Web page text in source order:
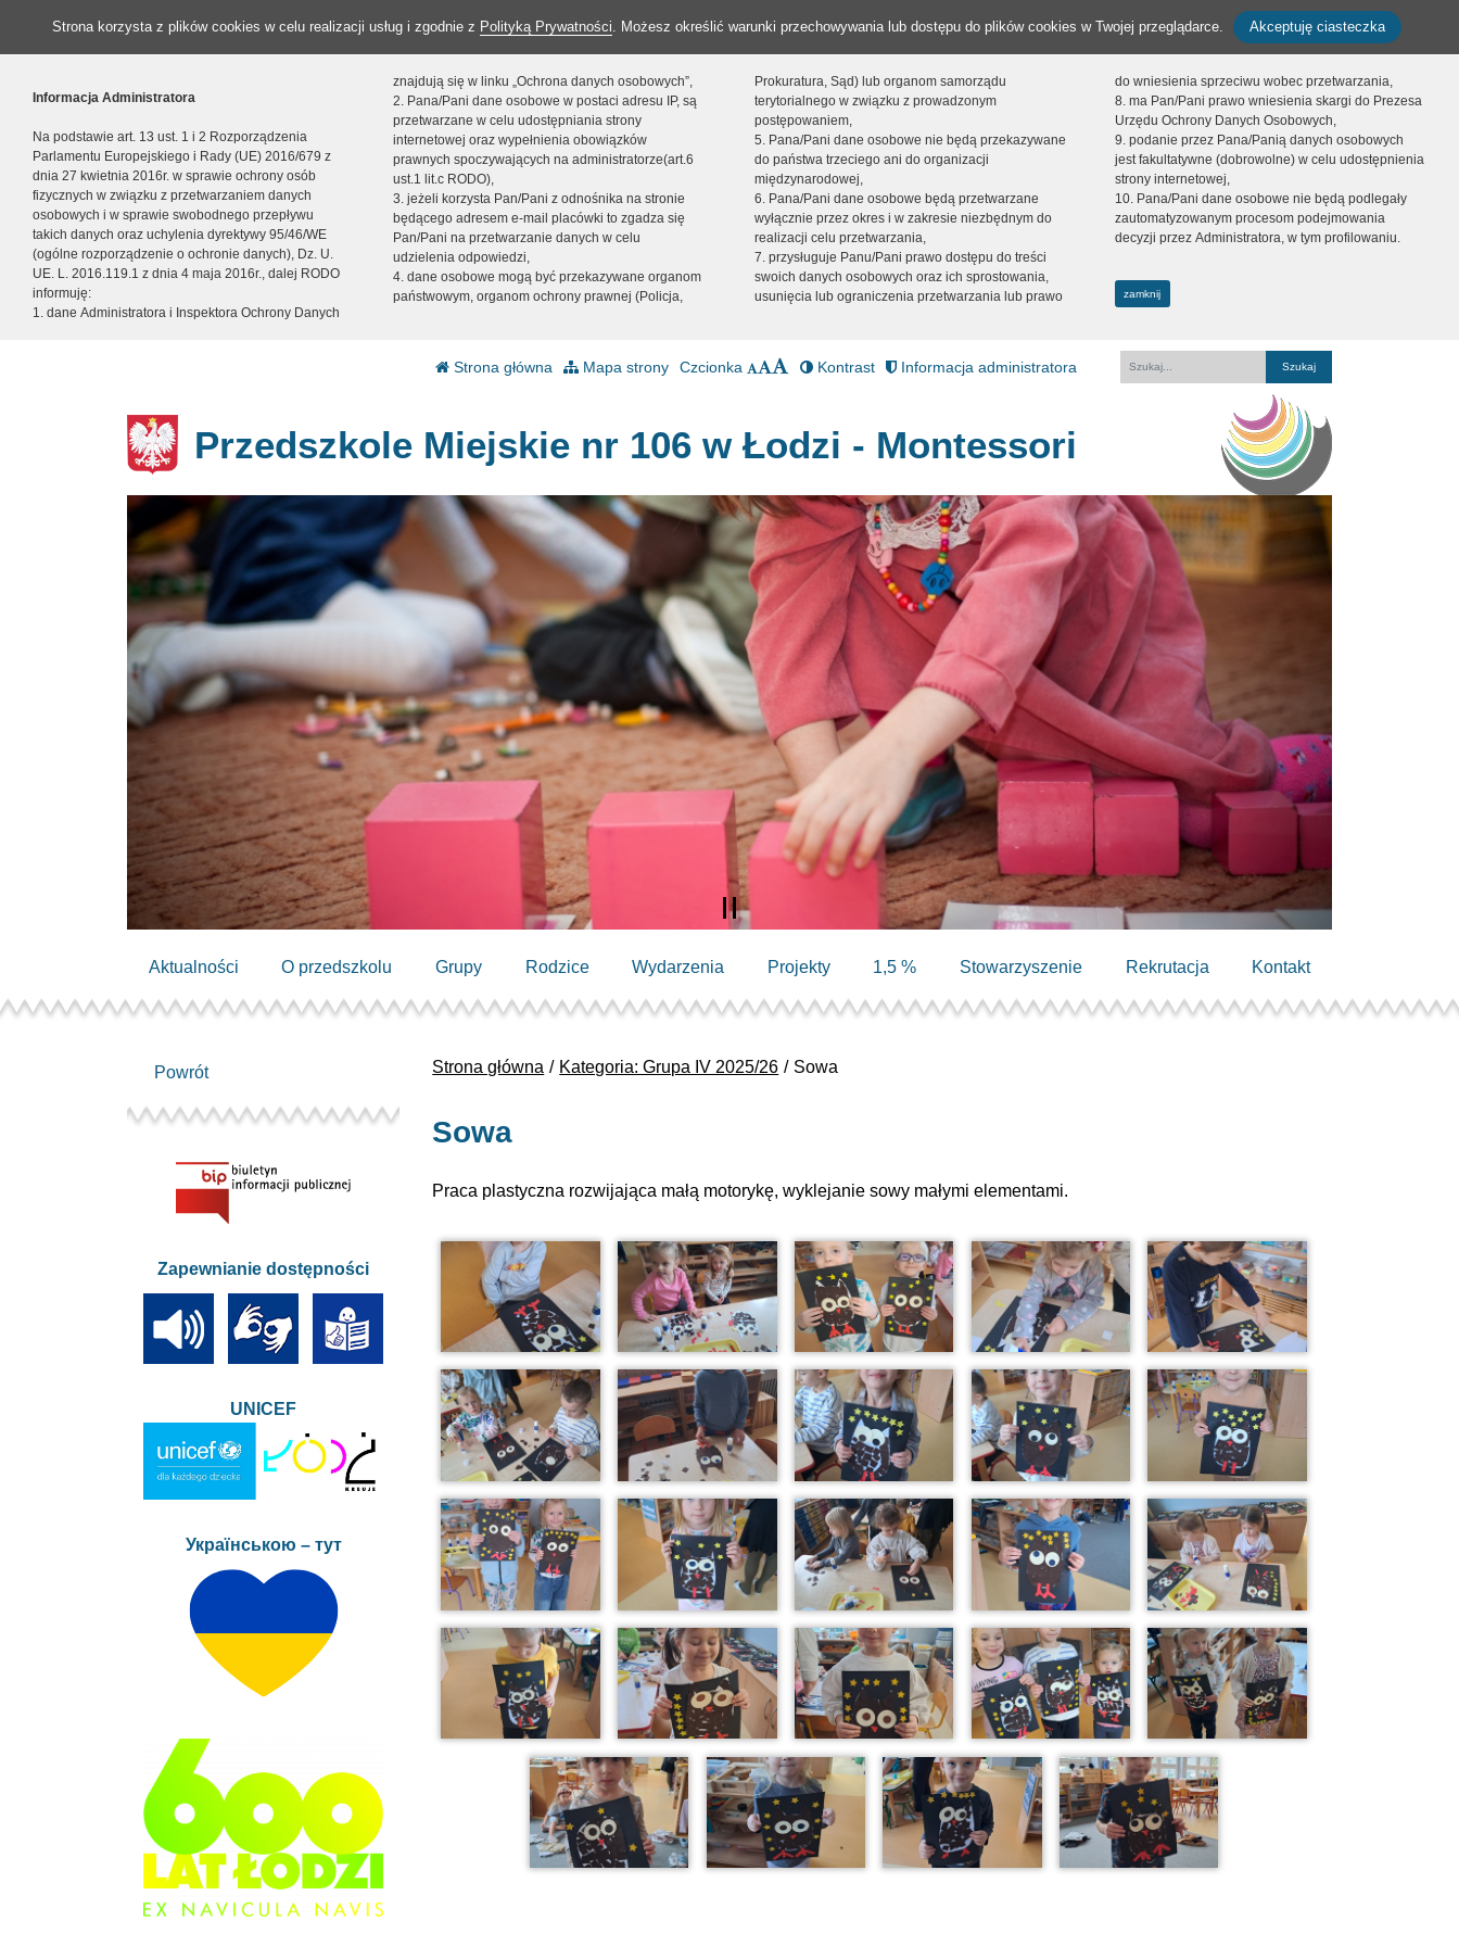
Strona korzysta z plików cookies w celu realizacji usług i zgodnie z Polityką Prywatności. Możesz określić warunki przechowywania lub dostępu do plików cookies w Twojej przeglądarce. Akceptuję ciasteczka
Informacja Administratora
Na podstawie art. 13 ust. 1 i 2 Rozporządzenia
Parlamentu Europejskiego i Rady (UE) 2016/679 z
dnia 27 kwietnia 2016r. w sprawie ochrony osób
fizycznych w związku z przetwarzaniem danych
osobowych i w sprawie swobodnego przepływu
takich danych oraz uchylenia dyrektywy 95/46/WE
(ogólne rozporządzenie o ochronie danych), Dz. U.
UE. L. 2016.119.1 z dnia 4 maja 2016r., dalej RODO
informuję:
1. dane Administratora i Inspektora Ochrony Danych
znajdują się w linku „Ochrona danych osobowych”,
2. Pana/Pani dane osobowe w postaci adresu IP, są
przetwarzane w celu udostępniania strony
internetowej oraz wypełnienia obowiązków
prawnych spoczywających na administratorze(art.6
ust.1 lit.c RODO),
3. jeżeli korzysta Pan/Pani z odnośnika na stronie
będącego adresem e-mail placówki to zgadza się
Pan/Pani na przetwarzanie danych w celu
udzielenia odpowiedzi,
4. dane osobowe mogą być przekazywane organom
państwowym, organom ochrony prawnej (Policja,
Prokuratura, Sąd) lub organom samorządu
terytorialnego w związku z prowadzonym
postępowaniem,
5. Pana/Pani dane osobowe nie będą przekazywane
do państwa trzeciego ani do organizacji
międzynarodowej,
6. Pana/Pani dane osobowe będą przetwarzane
wyłącznie przez okres i w zakresie niezbędnym do
realizacji celu przetwarzania,
7. przysługuje Panu/Pani prawo dostępu do treści
swoich danych osobowych oraz ich sprostowania,
usunięcia lub ograniczenia przetwarzania lub prawo
do wniesienia sprzeciwu wobec przetwarzania,
8. ma Pan/Pani prawo wniesienia skargi do Prezesa
Urzędu Ochrony Danych Osobowych,
9. podanie przez Pana/Panią danych osobowych
jest fakultatywne (dobrowolne) w celu udostępnienia
strony internetowej,
10. Pana/Pani dane osobowe nie będą podlegały
zautomatyzowanym procesom podejmowania
decyzji przez Administratora, w tym profilowaniu.
zamknij
Strona główna Mapa strony Czcionka Kontrast Informacja administratora
Fraza
Przedszkole Miejskie nr 106 w Łodzi - Montessori
Aktualności O przedszkolu Grupy Rodzice Wydarzenia Projekty 1,5 % Stowarzyszenie Rekrutacja Kontakt
Strona główna Kategoria: Grupa IV 2025/26 Sowa
Sowa
Praca plastyczna rozwijająca małą motorykę, wyklejanie sowy małymi elementami.
Powrót
Zapewnianie dostępności
UNICEF
Українською – тут